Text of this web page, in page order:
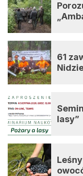
61
lasy”